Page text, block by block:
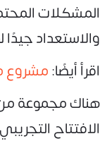
المشكلات
والاستعداد جيدًا
اقرأ أيضًا:مشروع
هناك مجموعة من
الافتتاح